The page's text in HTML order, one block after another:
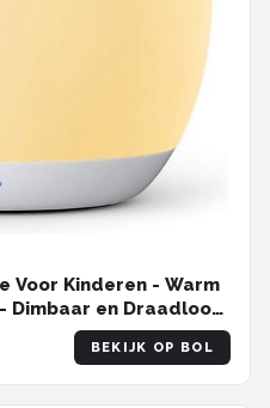
Voor Kinderen - Warm
Dimbaar en Draadloos
- USB Oplaadbaar
BEKIJK OP BOL